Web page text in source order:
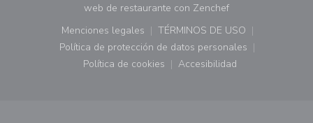
web de restaurante con Zenchef((abre en una
Menciones legales
((abre en una nueva ventana))
TÉRMINOS DE USO
((abre en una nueva
Política de protección de datos personales
((abre en una nueva ventana))
Política de cookies
((abre en una nueva ventana))
Accesibilidad
((abre en una nueva